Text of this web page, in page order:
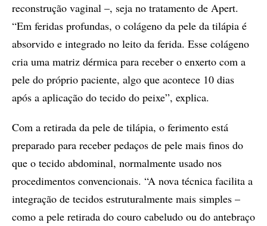
reconstrução vaginal –, seja no tratamento de Apert.
“Em feridas profundas, o colágeno da pele da tilápia é
absorvido e integrado no leito da ferida. Esse colágeno
cria uma matriz dérmica para receber o enxerto com a
pele do próprio paciente, algo que acontece 10 dias
após a aplicação do tecido do peixe”, explica.
Com a retirada da pele de tilápia, o ferimento está
preparado para receber pedaços de pele mais finos do
que o tecido abdominal, normalmente usado nos
procedimentos convencionais. “A nova técnica facilita a
integração de tecidos estruturalmente mais simples ­–
como a pele retirada do couro cabeludo ou do antebraço